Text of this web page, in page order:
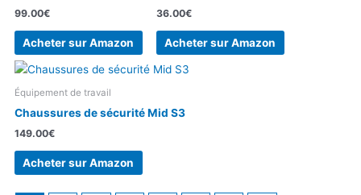
99.00€
Acheter sur Amazon
36.00€
Acheter sur Amazon
Équipement de travail
Chaussures de sécurité Mid S3
149.00€
Acheter sur Amazon